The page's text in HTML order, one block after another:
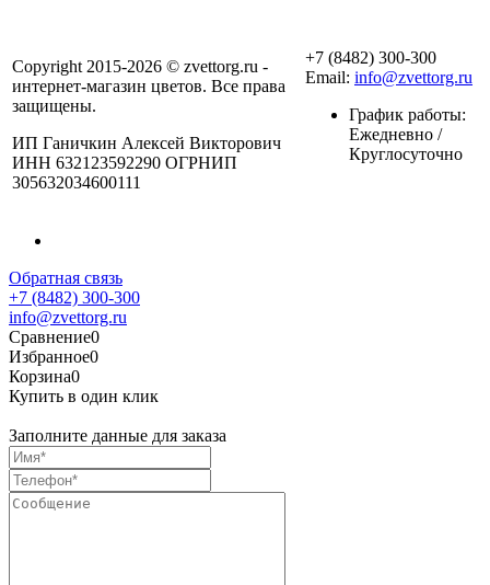
Copyright 2015-2026 © zvettorg.ru -
интернет-магазин цветов. Все права
защищены.
ИП Ганичкин Алексей Викторович
ИНН 632123592290 ОГРНИП
305632034600111
+7 (8482) 300-300
Email: info@zvettorg.ru
График работы:
Ежедневно /
Круглосуточно
Обратная связь
+7 (8482) 300-300
info@zvettorg.ru
Сравнение0
Избранное0
Корзина0
Купить в один клик
Заполните данные для заказа